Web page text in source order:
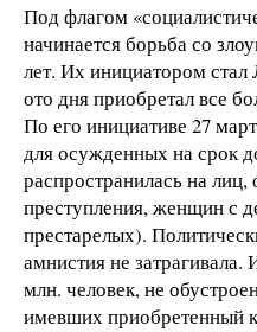
Под флагом
начинается борьба со
лет. Их инициатором
ото дня приобретал все
По его инициативе 27
для осужденных на срок
распространилась на
преступления, женщин с
престарелых).
амнистия не
млн. человек, не
имевших приобретенный